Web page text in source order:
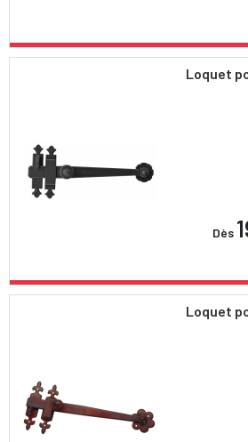
Loquet
Dès
Loquet